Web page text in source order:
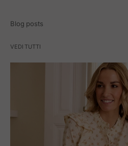
Blog posts
VEDI TUTTI